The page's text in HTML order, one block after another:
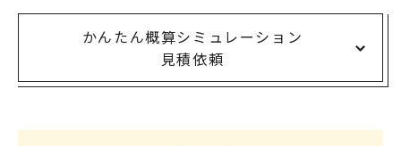
かんたん概算シミュレーション
見積依頼